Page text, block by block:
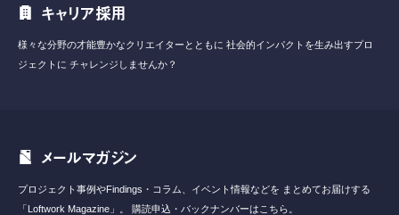
キャリア採用
様々な分野の才能豊かなクリエイターとともに 社会的インパクトを生み出すプロ
ジェクトに チャレンジしませんか？
メールマガジン
プロジェクト事例やFindings・コラム、イベント情報などを まとめてお届けする
「Loftwork Magazine」。
購読申込・バックナンバーはこちら。